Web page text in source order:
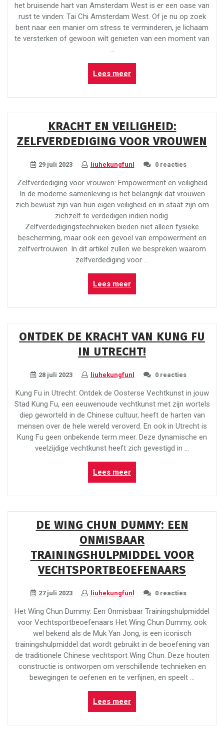
het bruisende hart van Amsterdam West is er een oase van
rust te vinden: Tai Chi Amsterdam West. Of je nu op zoek
bent naar een manier om stress te verminderen, je lichaam
te versterken of gewoon wilt genieten van een moment van
…
Lees meer“Ontdek
de
Harmonie
Chi
in
West”
KRACHT EN VEILIGHEID:
ZELFVERDEDIGING VOOR VROUWEN
29 juli 2023 liuhekungfunl 0 reacties
Zelfverdediging voor vrouwen: Empowerment en veiligheid
In de moderne samenleving is het belangrijk dat vrouwen
zich bewust zijn van hun eigen veiligheid en in staat zijn om
zichzelf te verdedigen indien nodig.
Zelfverdedigingstechnieken bieden niet alleen fysieke
bescherming, maar ook een gevoel van empowerment en
zelfvertrouwen. In dit artikel zullen we bespreken waarom
zelfverdediging voor …
Lees meer“Kracht
en
Veiligheid:
Vrouwen”
ONTDEK DE KRACHT VAN KUNG FU
IN UTRECHT!
28 juli 2023 liuhekungfunl 0 reacties
Kung Fu in Utrecht: Ontdek de Oosterse Vechtkunst in jouw
Stad Kung Fu, een eeuwenoude vechtkunst met zijn wortels
diep geworteld in de Chinese cultuur, heeft de harten van
mensen over de hele wereld veroverd. En ook in Utrecht is
Kung Fu geen onbekende term meer. Deze dynamische en
veelzijdige vechtkunst heeft zich gevestigd in …
Lees meer“Ontdek
de
Kracht
Fu
in
Utrecht!”
DE WING CHUN DUMMY: EEN
ONMISBAAR
TRAININGSHULPMIDDEL VOOR
VECHTSPORTBEOEFENAARS
27 juli 2023 liuhekungfunl 0 reacties
Het Wing Chun Dummy: Een Onmisbaar Trainingshulpmiddel
voor Vechtsportbeoefenaars Het Wing Chun Dummy, ook
wel bekend als de Muk Yan Jong, is een iconisch
trainingshulpmiddel dat wordt gebruikt in de beoefening van
de traditionele Chinese vechtsport Wing Chun. Deze houten
constructie is ontworpen om verschillende technieken en
bewegingen te oefenen en te verfijnen, en speelt …
Lees meer“De
Wing
Chun